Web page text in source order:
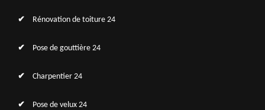
Rénovation de toiture 24
Pose de gouttière 24
Charpentier 24
Pose de velux 24